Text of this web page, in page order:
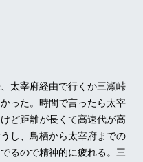
太宰府経由で行くか三瀬峠
った。時間で言ったら太宰
ど距離が長くて高速代が高
し、鳥栖から太宰府までの
るので精神的に疲れる。三